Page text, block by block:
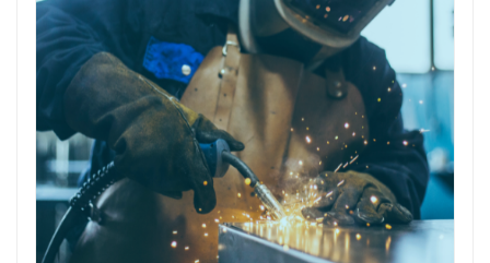
protocoles de sécurité et de qualité en vigueur.
Polyvalent et réactif, il intervient à différentes
étapes du processus de production pour garantir
une efficacité optimale et minimiser les arrêts et
les pertes de production.
Fonctions Principales